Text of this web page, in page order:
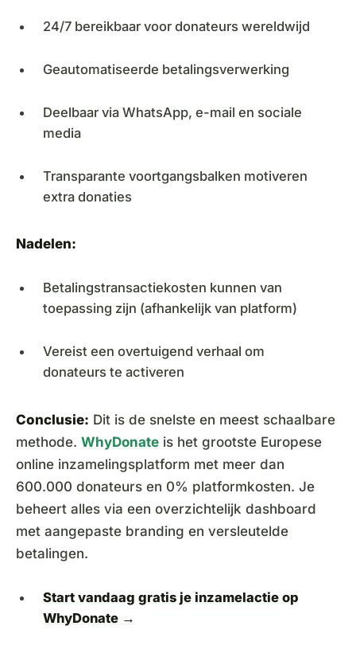
24/7 bereikbaar voor donateurs wereldwijd
Geautomatiseerde betalingsverwerking
Deelbaar via WhatsApp, e-mail en sociale
media
Transparante voortgangsbalken motiveren
extra donaties
Nadelen:
Betalingstransactiekosten kunnen van
toepassing zijn (afhankelijk van platform)
Vereist een overtuigend verhaal om
donateurs te activeren
Conclusie: Dit is de snelste en meest schaalbare
methode. WhyDonate is het grootste Europese
online inzamelingsplatform met meer dan
600.000 donateurs en 0% platformkosten. Je
beheert alles via een overzichtelijk dashboard
met aangepaste branding en versleutelde
betalingen.
Start vandaag gratis je inzamelactie op
WhyDonate →